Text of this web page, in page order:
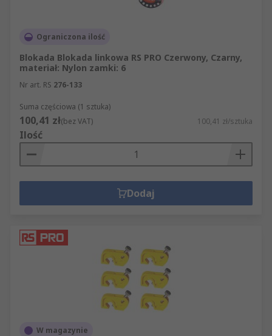
Ograniczona ilość
Blokada Blokada linkowa RS PRO Czerwony, Czarny,
materiał: Nylon zamki: 6
Nr art. RS 276-133
Suma częściowa (1 sztuka)
100,41 zł(bez VAT) 100,41 zł/sztuka
Ilość
Dodaj
W magazynie